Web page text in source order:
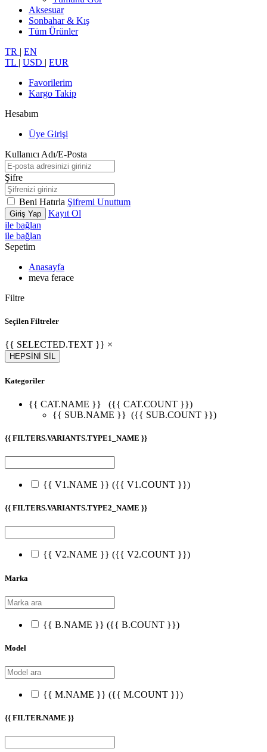
Aksesuar
Sonbahar & Kış
Tüm Ürünler
TR | EN
TL | USD | EUR
Favorilerim
Kargo Takip
Hesabım
Üye Girişi
Kullanıcı Adı/E-Posta
Şifre
Beni Hatırla Şifremi Unuttum
Giriş Yap
Kayıt Ol
ile bağlan
ile bağlan
Sepetim
Anasayfa
meva ferace
Filtre
Seçilen Filtreler
{{ SELECTED.TEXT }} ×
HEPSİNİ SİL
Kategoriler
{{ CAT.NAME }}
({{ CAT.COUNT }})
{{ SUB.NAME }} ({{ SUB.COUNT }})
{{ FILTERS.VARIANTS.TYPE1_NAME }}
{{ V1.NAME }} ({{ V1.COUNT }})
{{ FILTERS.VARIANTS.TYPE2_NAME }}
{{ V2.NAME }} ({{ V2.COUNT }})
Marka
{{ B.NAME }} ({{ B.COUNT }})
Model
{{ M.NAME }} ({{ M.COUNT }})
{{ FILTER.NAME }}